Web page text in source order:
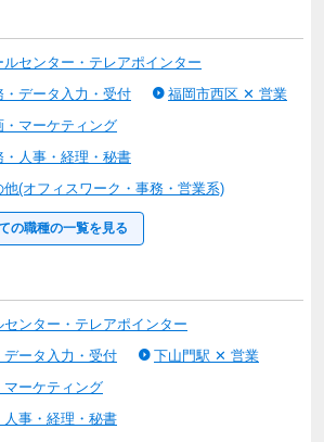
センター・テレアポインター
データ入力・受付
福岡市西区 ✕ 営業
マーケティング
人事・経理・秘書
(オフィスワーク・事務・営業系)
の職種の一覧を見る
ンター・テレアポインター
ータ入力・受付
下山門駅 ✕ 営業
ーケティング
事・経理・秘書